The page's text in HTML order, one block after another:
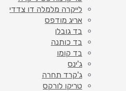
לייקרה מלמלה דו צדדי
אריג מודפס
בד גובלן
בד כותנה
בד קומו
ג'ינס
ג'קרד תחרה
טריקו לורקס